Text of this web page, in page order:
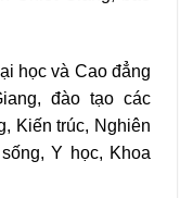
học và Cao đẳng
đào tạo các
Kiến trúc, Nghiên
Y học, Khoa